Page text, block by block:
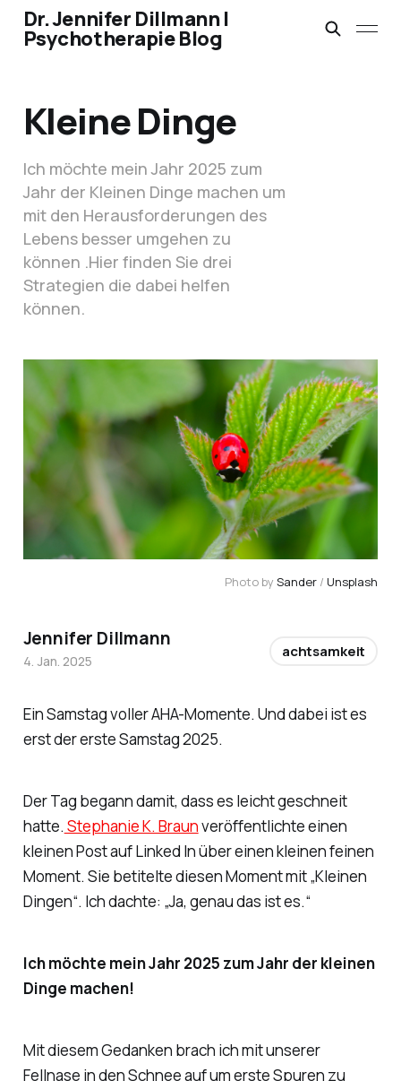
Dr. Jennifer Dillmann |
Psychotherapie Blog
Kleine Dinge
Ich möchte mein Jahr 2025 zum
Jahr der Kleinen Dinge machen um
mit den Herausforderungen des
Lebens besser umgehen zu
können .Hier finden Sie drei
Strategien die dabei helfen
können.
Photo by Sander / Unsplash
Ein Samstag voller AHA-Momente. Und dabei ist es
erst der erste Samstag 2025.
Der Tag begann damit, dass es leicht geschneit
hatte. Stephanie K. Braunveröffentlichte einen
kleinen Post auf Linked In über einen kleinen feinen
Moment. Sie betitelte diesen Moment mit „Kleinen
Dingen“. Ich dachte: „Ja, genau das ist es.“
Ich möchte mein Jahr 2025 zum Jahr der kleinen
Dinge machen!
Mit diesem Gedanken brach ich mit unserer
Fellnase in den Schnee auf um erste Spuren zu
Jennifer Dillmann
4. Jan. 2025
achtsamkeit